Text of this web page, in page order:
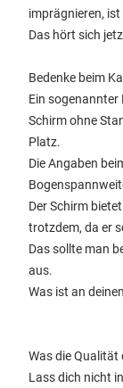
imprägnieren,
Das hört sich
Bedenke beim
Ein
Schirm ohne
Platz.
Die Angaben
Der Schirm
trotzdem, da er
Das sollte man
aus.
Was ist an
Was die Qualität
Lass dich nicht